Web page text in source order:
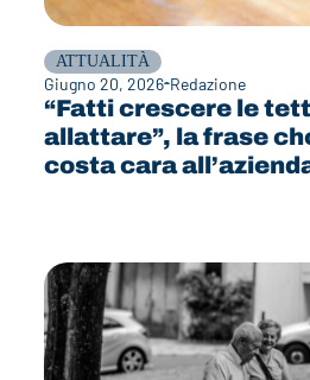
ATTUALITÀ
Giugno 20, 2026 Redazione
“Fatti crescere le
allattare”, la frase
costa cara